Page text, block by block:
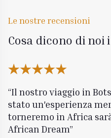
Le nostre recensioni
Cosa dicono di
Il nostro viaggio in
stato un'esperienza
torneremo in Africa
African Dream